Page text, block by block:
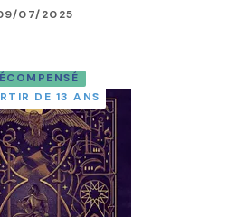
07/2025
DE 13 ANS